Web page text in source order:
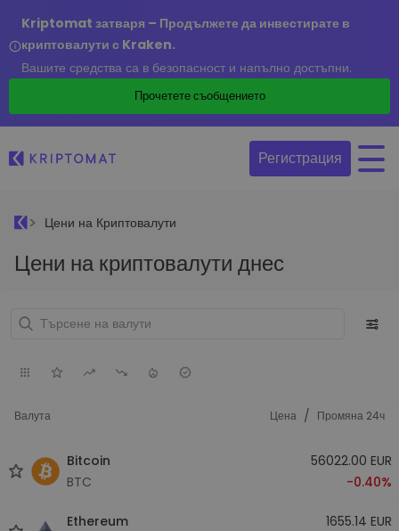
Kriptomat затваря – Продължете да инвестирате в
криптовалути с Kraken.
Вашите средства са в безопасност и напълно достъпни.
Прочетете съобщението
Регистрация
Цени на Криптовалути
Цени на криптовалути днес
Валута Цена / Промяна 24ч
Bitcoin
BTC
56022.00 EUR
-0.40%
Ethereum
1655.14 EUR